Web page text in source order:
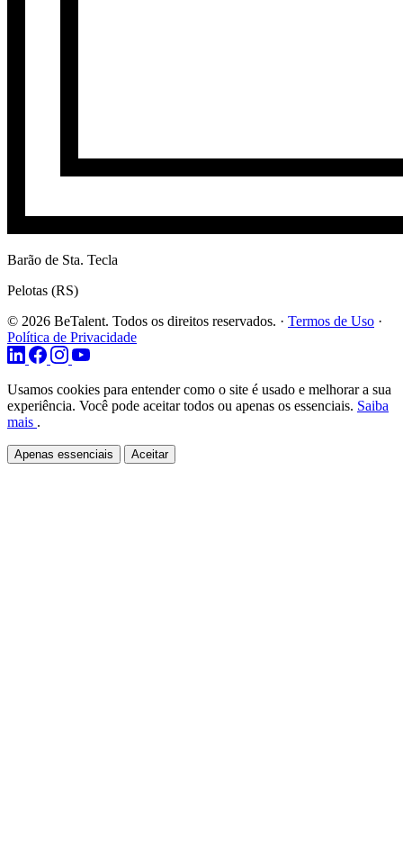
Barão de Sta. Tecla
Pelotas (RS)
© 2026 BeTalent. Todos os direitos reservados. · Termos de Uso ·
Política de Privacidade
Usamos cookies para entender como o site é usado e melhorar a sua
experiência. Você pode aceitar todos ou apenas os essenciais. Saiba
mais .
Apenas essenciais Aceitar